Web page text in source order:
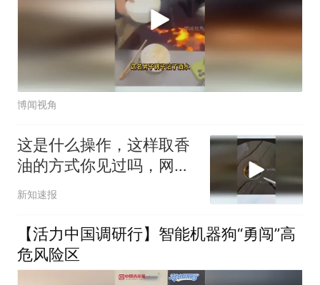
博闻视角
这是什么操作，这样取香
油的方式你见过吗，网
友：底下剩的渣能吃吗
新知速报
【活力中国调研行】智能机器狗“勇闯”高
危风险区